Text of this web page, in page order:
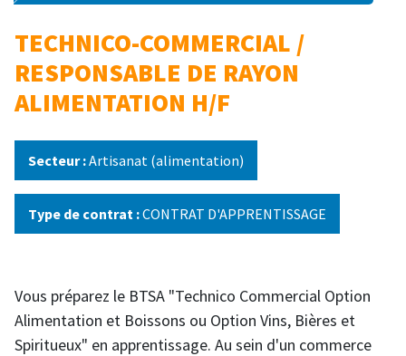
RAYON ALIMENTATION H/F
TECHNICO-COMMERCIAL /
RESPONSABLE DE RAYON
ALIMENTATION H/F
Secteur :Artisanat (alimentation)
Type de contrat :CONTRAT D'APPRENTISSAGE
Vous préparez le BTSA "Technico Commercial Option
Alimentation et Boissons ou Option Vins, Bières et
Spiritueux" en apprentissage. Au sein d'un commerce